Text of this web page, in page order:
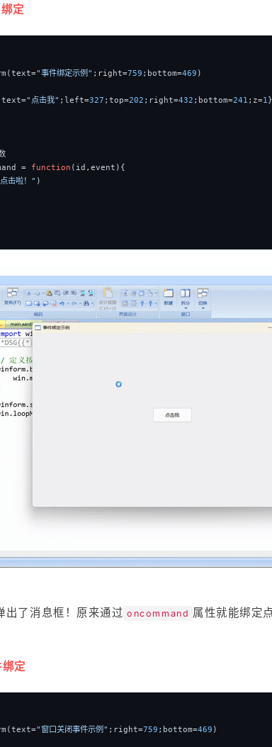
定
"事件绑定示例" ;right=759 ;bottom=469 )
"点击我" ;left=327 ;top=202 ;right=432 ;bottom=241 ;z=1}
= function (id,event) {
击啦！" )
出了消息框！原来通过 oncommand 属性就能绑定
定
"窗口关闭事件示例" ;right=759 ;bottom=469 )